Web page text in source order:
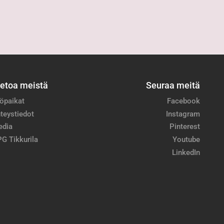
meistä
Tikkurila
Seuraa meitä
Facebook
Instagram
Pinterest
Youtube
LinkedIn